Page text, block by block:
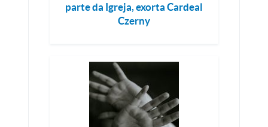
parte da Igreja, exorta Cardeal
Czerny